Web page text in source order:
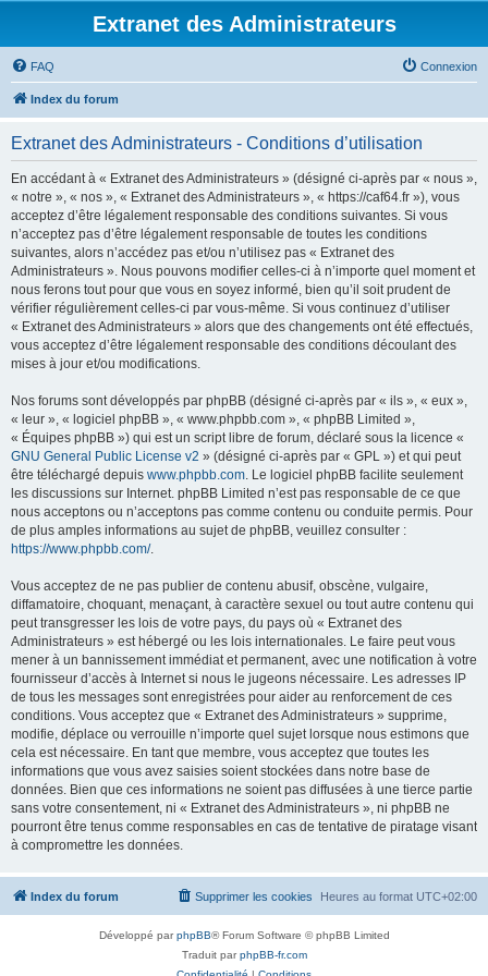
Extranet des Administrateurs
FAQ Connexion
Index du forum
Extranet des Administrateurs - Conditions d’utilisation
En accédant à « Extranet des Administrateurs » (désigné ci-après par « nous »,
« notre », « nos », « Extranet des Administrateurs », « https://caf64.fr »), vous
acceptez d’être légalement responsable des conditions suivantes. Si vous
n’acceptez pas d’être légalement responsable de toutes les conditions
suivantes, alors n’accédez pas et/ou n’utilisez pas « Extranet des
Administrateurs ». Nous pouvons modifier celles-ci à n’importe quel moment et
nous ferons tout pour que vous en soyez informé, bien qu’il soit prudent de
vérifier régulièrement celles-ci par vous-même. Si vous continuez d’utiliser
« Extranet des Administrateurs » alors que des changements ont été effectués,
vous acceptez d’être légalement responsable des conditions découlant des
mises à jour et/ou modifications.
Nos forums sont développés par phpBB (désigné ci-après par « ils », « eux »,
« leur », « logiciel phpBB », « www.phpbb.com », « phpBB Limited »,
« Équipes phpBB ») qui est un script libre de forum, déclaré sous la licence «
GNU General Public License v2 » (désigné ci-après par « GPL ») et qui peut
être téléchargé depuis www.phpbb.com. Le logiciel phpBB facilite seulement
les discussions sur Internet. phpBB Limited n’est pas responsable de ce que
nous acceptons ou n’acceptons pas comme contenu ou conduite permis. Pour
de plus amples informations au sujet de phpBB, veuillez consulter :
https://www.phpbb.com/.
Vous acceptez de ne pas publier de contenu abusif, obscène, vulgaire,
diffamatoire, choquant, menaçant, à caractère sexuel ou tout autre contenu qui
peut transgresser les lois de votre pays, du pays où « Extranet des
Administrateurs » est hébergé ou les lois internationales. Le faire peut vous
mener à un bannissement immédiat et permanent, avec une notification à votre
fournisseur d’accès à Internet si nous le jugeons nécessaire. Les adresses IP
de tous les messages sont enregistrées pour aider au renforcement de ces
conditions. Vous acceptez que « Extranet des Administrateurs » supprime,
modifie, déplace ou verrouille n’importe quel sujet lorsque nous estimons que
cela est nécessaire. En tant que membre, vous acceptez que toutes les
informations que vous avez saisies soient stockées dans notre base de
données. Bien que ces informations ne soient pas diffusées à une tierce partie
sans votre consentement, ni « Extranet des Administrateurs », ni phpBB ne
pourront être tenus comme responsables en cas de tentative de piratage visant
à compromettre les données.
Index du forum Heures au format UTC+02:00
Supprimer les cookies
Développé parphpBB® Forum Software © phpBB Limited
Traduit parphpBB-fr.com